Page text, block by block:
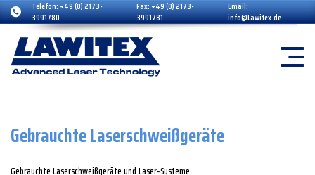
Telefon:+49 (0) 2173-
3991780
Fax:+49 (0) 2173-
3991781
Email:
info@Lawitex.de
Gebrauchte Laserschweißgeräte
Gebrauchte Laserschweißgeräte und Laser-Systeme
Grundprinzip Laser
Vorteile Laserschweißen
Übersicht
Schulung
Laser-Schweißzusätze
Laser- Schweißzusätze Liste
Laser-Zubehör
Schutzausrüstung